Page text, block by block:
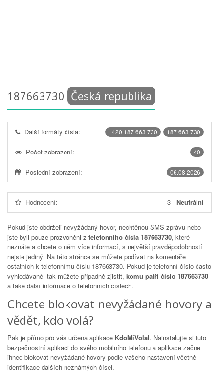
187663730 Česká republika
187 663 730
+420 187 663 730
Další formáty čísla:
40
Počet zobrazení:
06.08.2026
Poslední zobrazení:
Hodnocení: 3 - Neutrální
Pokud jste obdrželi nevyžádaný hovor, nechtěnou SMS zprávu nebo
jste byli pouze prozvoněni z telefonního čísla 187663730, které
neznáte a chcete o něm více informací, s největší pravděpodobností
nejste jediný. Na této stránce se můžete podívat na komentáře
ostatních k telefonnímu číslu 187663730. Pokud je telefonní číslo často
vyhledávané, tak můžete případně zjistit, komu patří číslo 187663730
a také další informace o telefonních číslech.
Chcete blokovat nevyžádané hovory a
vědět, kdo volá?
Pak je přímo pro vás určena aplikace KdoMiVolal. Nainstalujte si tuto
bezpečnostní aplikaci do svého mobilního telefonu a aplikace začne
ihned blokovat nevyžádané hovory podle vašeho nastavení včetně
identifikace dalších neznámých čísel.